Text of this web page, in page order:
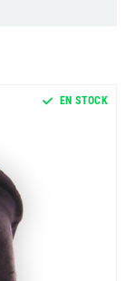
EN STOCK